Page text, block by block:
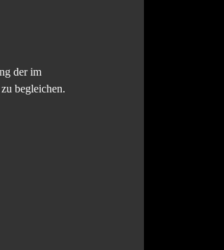
der im
begleichen.